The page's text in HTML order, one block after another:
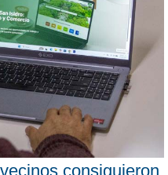
consiguieron